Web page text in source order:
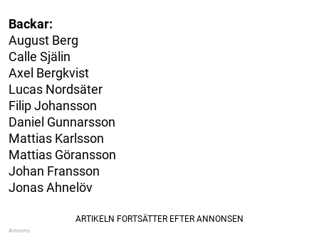
Backar:
August Berg
Calle Själin
Axel Bergkvist
Lucas Nordsäter
Filip Johansson
Daniel Gunnarsson
Mattias Karlsson
Mattias Göransson
Johan Fransson
Jonas Ahnelöv